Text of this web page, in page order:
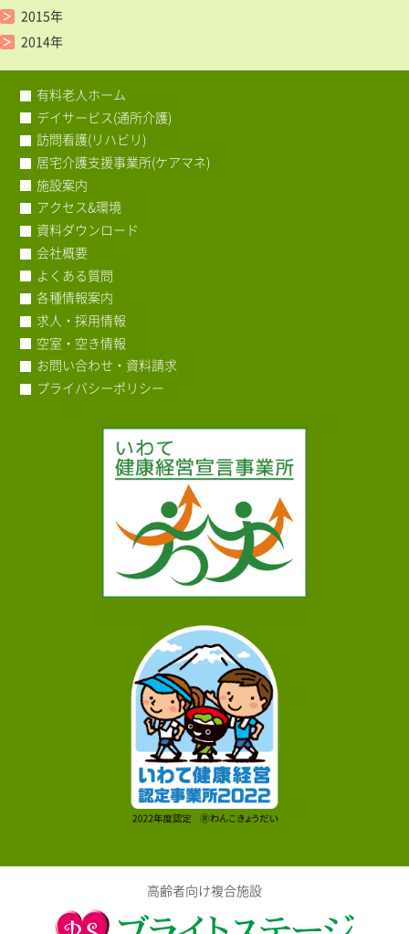
2015年
2014年
有料老人ホーム
デイサービス(通所介護)
訪問看護(リハビリ)
居宅介護支援事業所(ケアマネ)
施設案内
アクセス&環境
資料ダウンロード
会社概要
よくある質問
各種情報案内
求人・採用情報
空室・空き情報
お問い合わせ・資料請求
プライバシーポリシー
高齢者向け複合施設